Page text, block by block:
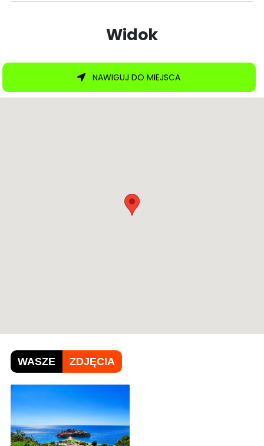
Widok
NAWIGUJ DO MIEJSCA
WASZE ZDJĘCIA